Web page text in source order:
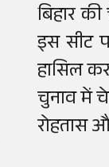
बिहार
इस सीट
हासिल
चुनाव में
रोहतास